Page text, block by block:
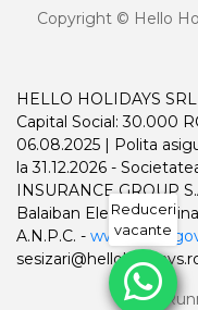
Copyright © Hello
HELLO HOLIDAYS
Capital Social: 30.000
06.08.2025 | Polita
la 31.12.2026 -
INSURANCE GROUP
Balaiban Elena
A.N.P.C. -
Reduceri
vacante